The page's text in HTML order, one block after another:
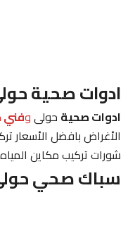
ادوات صحية حولى
ادوات صحيةحولىوفني
الأغراض بافضل الأسعار
شورات تركيب مكاين
سباك صحي حولي